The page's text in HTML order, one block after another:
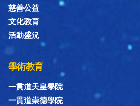
慈善公益
文化教育
活動盛況
學術教育
一貫道天皇學院
一貫道崇德學院